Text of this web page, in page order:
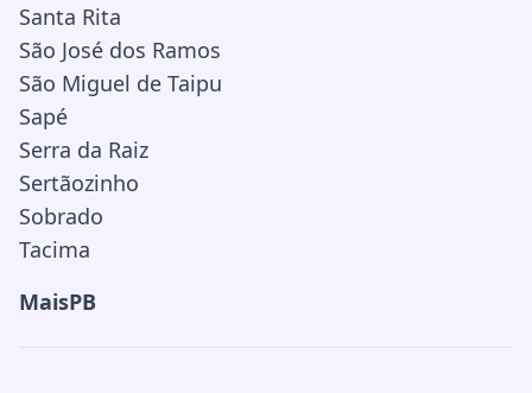
Santa Rita
São José dos Ramos
São Miguel de Taipu
Sapé
Serra da Raiz
Sertãozinho
Sobrado
Tacima
MaisPB